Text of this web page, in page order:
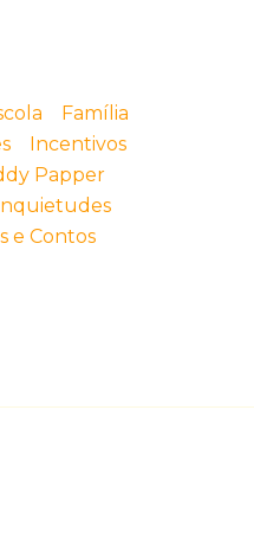
Família
Incentivos
Papper
e Contos